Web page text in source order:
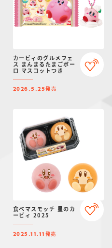
カービィのグルメフェ
ス まんまるたまごボー
ロ マスコットつき
2026.5.25発売
食べマスモッチ 星のカ
ービィ 2025
2025.11.11 発売